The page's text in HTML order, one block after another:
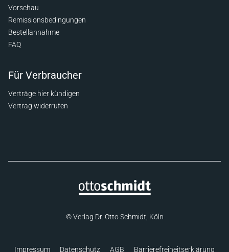
Vorschau
Remissionsbedingungen
Bestellannahme
FAQ
Für Verbraucher
Verträge hier kündigen
Vertrag widerrufen
© Verlag Dr. Otto Schmidt, Köln
Impressum Datenschutz AGB Barrierefreiheitserklärung